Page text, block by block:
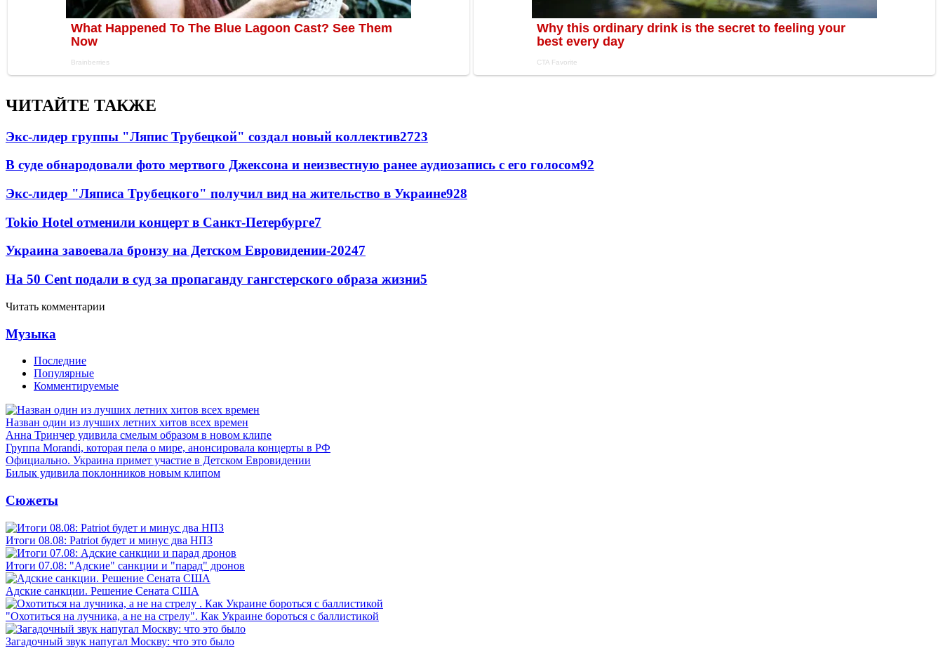
ЧИТАЙТЕ ТАКЖЕ
Экс-лидер группы "Ляпис Трубецкой" создал новый коллектив2723
В суде обнародовали фото мертвого Джексона и неизвестную ранее аудиозапись с его голосом92
Экс-лидер "Ляписа Трубецкого" получил вид на жительство в Украине928
Tokio Hotel отменили концерт в Санкт-Петербурге7
Украина завоевала бронзу на Детском Евровидении-20247
На 50 Cent подали в суд за пропаганду гангстерского образа жизни5
Читать комментарии
Музыка
Последние
Популярные
Комментируемые
Назван один из лучших летних хитов всех времен
Анна Тринчер удивила смелым образом в новом клипе
Группа Morandi, которая пела о мире, анонсировала концерты в РФ
Официально. Украина примет участие в Детском Евровидении
Билык удивила поклонников новым клипом
Сюжеты
Итоги 08.08: Patriot будет и минус два НПЗ
Итоги 07.08: "Адские" санкции и "парад" дронов
Адские санкции. Решение Сената США
"Охотиться на лучника, а не на стрелу". Как Украине бороться с баллистикой
Загадочный звук напугал Москву: что это было